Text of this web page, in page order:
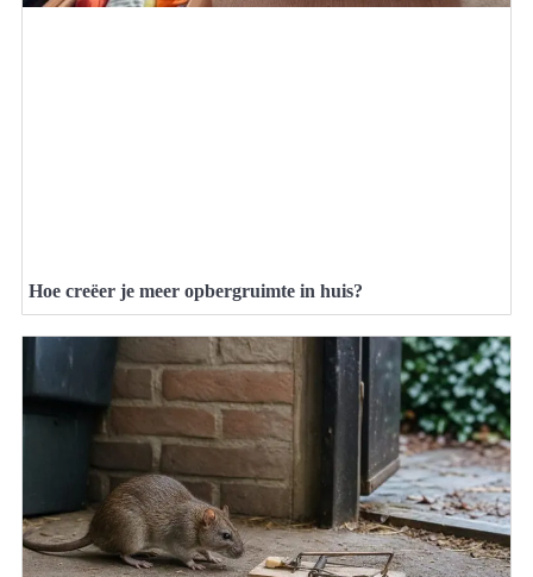
Hoe creëer je meer opbergruimte in huis?